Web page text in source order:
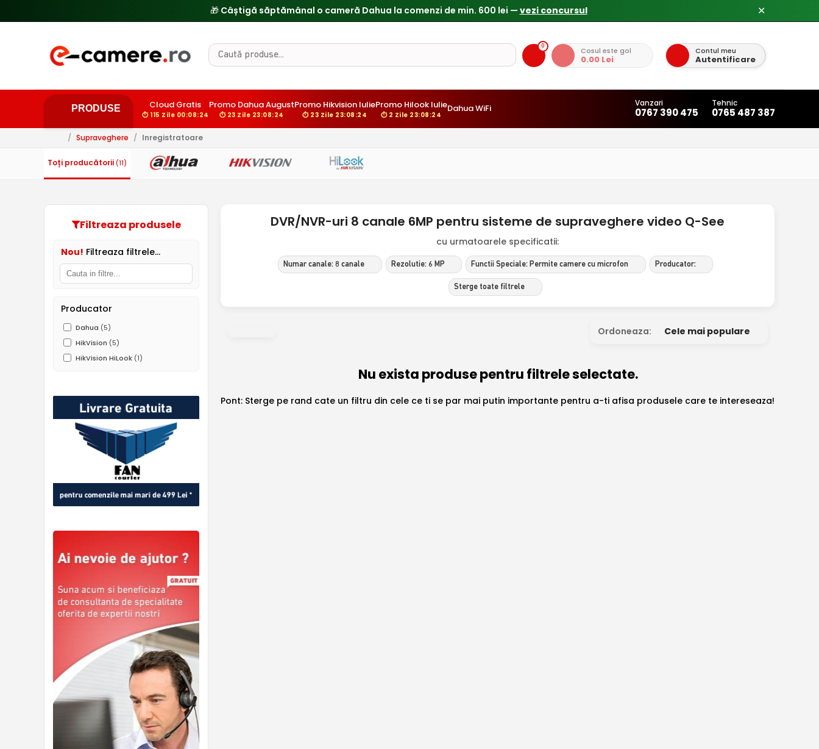
🎁 Câștigă săptămânal o cameră Dahua la comenzi de min. 600 lei — vezi concursul ✕
0 Cosul este gol
0.00 Lei
Contul meu
Autentificare
PRODUSE Cloud Gratis
⏱ 115 Zile 00:08:24
Promo Dahua August
⏱ 23 Zile 23:08:24
Promo Hikvision Iulie
⏱ 23 Zile 23:08:24
Promo Hilook Iulie
⏱ 2 Zile 23:08:24
Dahua WiFi Vanzari
0767 390 475
Tehnic
0765 487 387
/ Supraveghere / Inregistratoare
Toți producătorii (11)
Filtreaza produsele
Nou! Filtreaza filtrele...
Producator
Dahua (5)
HikVision (5)
HikVision HiLook (1)
DVR/NVR-uri 8 canale 6MP pentru sisteme de supraveghere video Q-See
cu urmatoarele specificatii:
Numar canale: 8 canale Rezolutie: 6 MP Functii Speciale: Permite camere cu microfon Producator:
Sterge toate filtrele
Ordoneaza: Cele mai populare
Nu exista produse pentru filtrele selectate.
Pont: Sterge pe rand cate un filtru din cele ce ti se par mai putin importante pentru a-ti afisa produsele care te intereseaza!